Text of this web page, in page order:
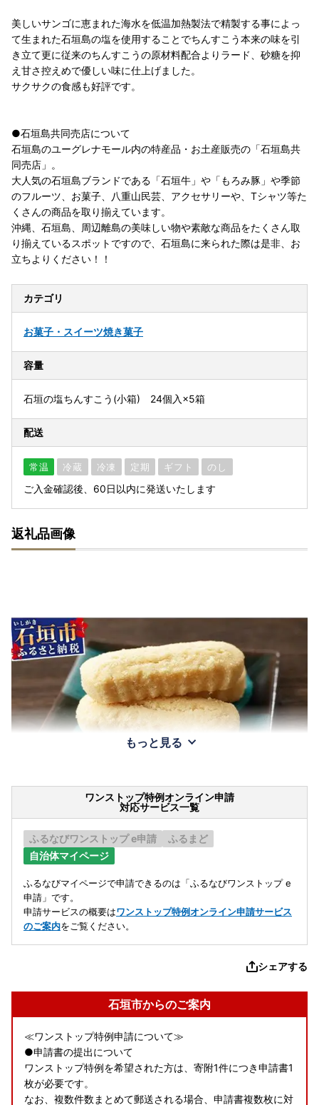
美しいサンゴに恵まれた海水を低温加熱製法で精製する事によっ
て生まれた石垣島の塩を使用することでちんすこう本来の味を引
き立て更に従来のちんすこうの原材料配合よりラード、砂糖を抑
え甘さ控えめで優しい味に仕上げました。
サクサクの食感も好評です。
●石垣島共同売店について
石垣島のユーグレナモール内の特産品・お土産販売の「石垣島共
同売店」。
大人気の石垣島ブランドである「石垣牛」や「もろみ豚」や季節
のフルーツ、お菓子、八重山民芸、アクセサリーや、Tシャツ等た
くさんの商品を取り揃えています。
沖縄、石垣島、周辺離島の美味しい物や素敵な商品をたくさん取
り揃えているスポットですので、石垣島に来られた際は是非、お
立ちよりください！！
カテゴリ
お菓子・スイーツ焼き菓子
容量
石垣の塩ちんすこう(小箱) 24個入×5箱
配送
常温 冷蔵 冷凍 定期 ギフト のし
ご入金確認後、60日以内に発送いたします
返礼品画像
もっと見る
ワンストップ特例オンライン申請
対応サービス一覧
ふるなびワンストップ e申請
ふるまど
自治体マイページ
ふるなびマイページで申請できるのは「ふるなびワンストップ e
申請」です。
申請サービスの概要はワンストップ特例オンライン申請サービス
のご案内をご覧ください。
シェアする
石垣市からのご案内
≪ワンストップ特例申請について≫
●申請書の提出について
ワンストップ特例を希望された方は、寄附1件につき申請書1
枚が必要です。
なお、複数件数まとめて郵送される場合、申請書複数枚に対